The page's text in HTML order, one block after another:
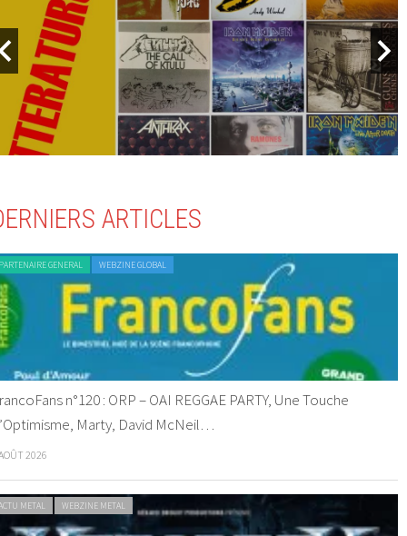
ARTICLES
GENERAL WEBZINE GLOBAL
n°120 : ORP – OAI REGGAE PARTY, Une Touche
Marty, David McNeil…
2026
METAL WEBZINE METAL